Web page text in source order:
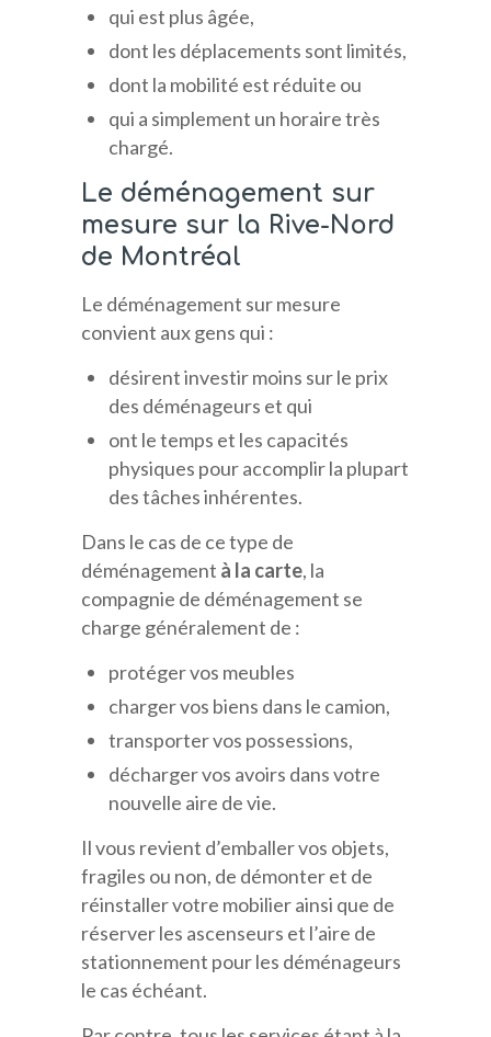
qui est plus âgée,
dont les déplacements sont limités,
dont la mobilité est réduite ou
qui a simplement un horaire très
chargé.
Le déménagement sur
mesure sur la Rive-Nord
de Montréal
Le déménagement sur mesure
convient aux gens qui :
désirent investir moins sur le prix
des déménageurs et qui
ont le temps et les capacités
physiques pour accomplir la plupart
des tâches inhérentes.
Dans le cas de ce type de
déménagement à la carte, la
compagnie de déménagement se
charge généralement de :
protéger vos meubles
charger vos biens dans le camion,
transporter vos possessions,
décharger vos avoirs dans votre
nouvelle aire de vie.
Il vous revient d’emballer vos objets,
fragiles ou non, de démonter et de
réinstaller votre mobilier ainsi que de
réserver les ascenseurs et l’aire de
stationnement pour les déménageurs
le cas échéant.